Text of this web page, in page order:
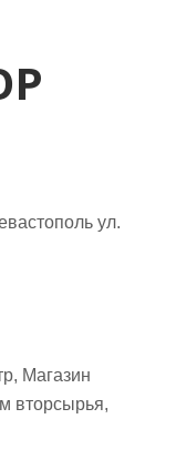
ул.
Магазин
вторсырья,